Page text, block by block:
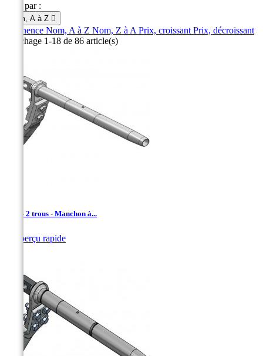
Trier par :
Nom, A à Z 
Pertinence Nom, A à Z Nom, Z à APrix, croissantPrix, décroissant
Affichage 1-18 de 86 article(s)
TDA - 2 trous - Manchon à...
Aperçu rapide